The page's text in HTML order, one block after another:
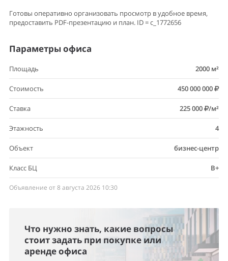
Готовы оперативно организовать просмотр в удобное время,
предоставить PDF-презентацию и план. ID = c_1772656
Параметры офиса
Площадь 2000 м²
Стоимость 450 000 000
Ставка 225 000 /м²
Этажность 4
Объект бизнес-центр
Класс БЦ B+
Объявление от 8 августа 2026 10:30
Что нужно знать, какие вопросы
стоит задать при покупке или
аренде офиса